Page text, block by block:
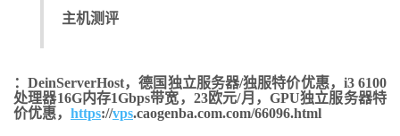
主机测评
：DeinServerHost，德国独立服务器/独服特价优惠，i3 6100
处理器16G内存1Gbps带宽，23欧元/月，GPU独立服务器特
价优惠， https://vps.caogenba.com.com/66096.html